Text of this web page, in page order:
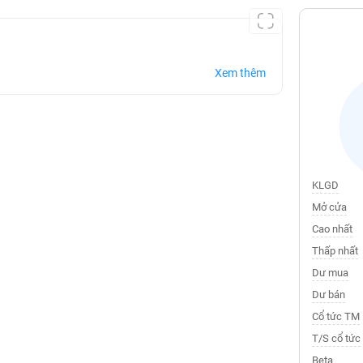
Xem thêm
KLGD
Mở cửa
Cao nhất
Thấp nhất
Dư mua
Dư bán
Cổ tức TM
T/S cổ tức
Beta